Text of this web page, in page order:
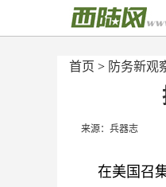
首页 > 防务新观
来源：兵器志
在美国召